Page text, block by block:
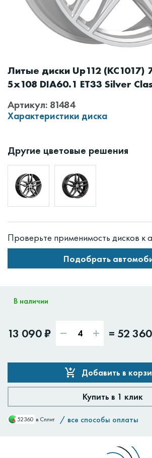
Литые диски Up112 (КС1017)
5x108 DIA60.1 ET33 Silver
Артикул: 81484
Характеристики диска
Проверьте применимость дисков к
Подобрать
В наличии
13 090 ₽ = 52
Добавить в
Купить в 1 клик
52360 в Сплит / все способы оплаты
Другие цветовые решения